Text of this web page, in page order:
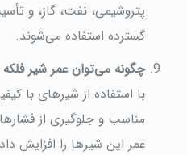
پتروشیمی، نفت، گاز، و
گسترده استفاده می‌شوند.
چگونه می‌توان عمر شیر
با استفاده از شیرهای با
مناسب و جلوگیری از
عمر این شیرها را افزایش